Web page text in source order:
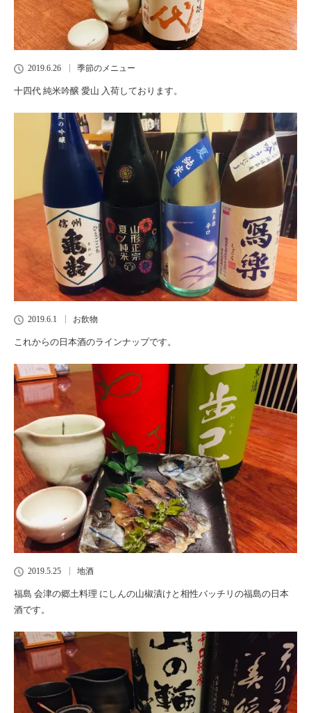
2019.6.26 季節のメニュー
十四代 純米吟醸 愛山 入荷しております。
2019.6.1 お飲物
これからの日本酒のラインナップです。
2019.5.25 地酒
福島 会津の郷土料理 にしんの山椒漬けと相性バッチリの福島の日本
酒です。